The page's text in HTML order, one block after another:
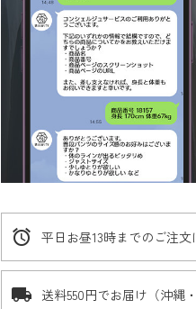
alarm 平日お昼13時までのご注文
local_shipping 送料550円でお届け（沖縄